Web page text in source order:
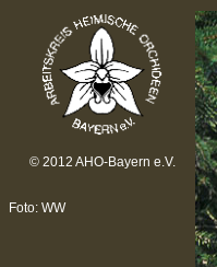
© 2012 AHO-Bayern e.V.
Foto: WW